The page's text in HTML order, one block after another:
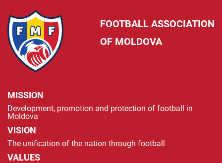
FOOTBALL ASSOCIATION
OF MOLDOVA
MISSION
Development, promotion and protection of football in
Moldova
VISION
The unification of the nation through football
VALUES